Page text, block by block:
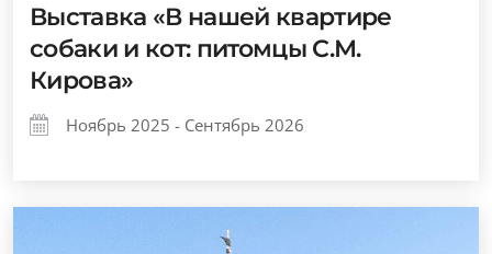
Выставка «В нашей квартире
собаки и кот: питомцы С.М.
Кирова»
Ноябрь 2025 - Сентябрь 2026